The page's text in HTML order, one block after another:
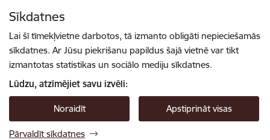
Sīkdatnes
Lai šī tīmekļvietne darbotos, tā izmanto obligāti nepieciešamās
sīkdatnes. Ar Jūsu piekrišanu papildus šajā vietnē var tikt
izmantotas statistikas un sociālo mediju sīkdatnes.
Lūdzu, atzīmējiet savu izvēli:
Noraidīt Apstiprināt visas
Pārvaldīt sīkdatnes